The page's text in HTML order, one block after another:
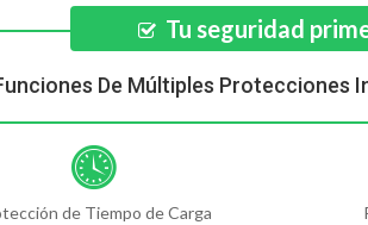
Tu seguridad
De Múltiples Protecciones
de Tiempo de Carga